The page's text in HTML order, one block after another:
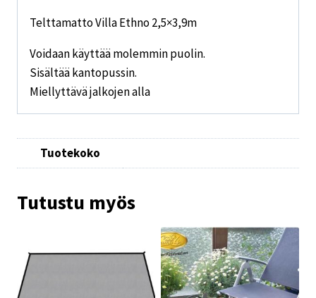
Telttamatto Villa Ethno 2,5×3,9m
Voidaan käyttää molemmin puolin.
Sisältää kantopussin.
Miellyttävä jalkojen alla
Tuotekoko
Tutustu myös